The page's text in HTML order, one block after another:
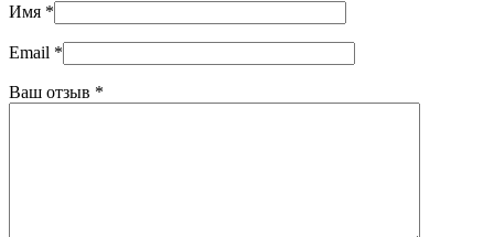
Имя *
Email *
Ваш отзыв *